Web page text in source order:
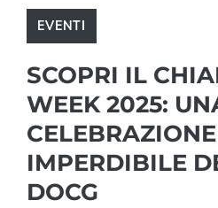
EVENTI
SCOPRI IL
WEEK 2025:
CELEBRAZIONE
IMPERDIBILE
DOCG